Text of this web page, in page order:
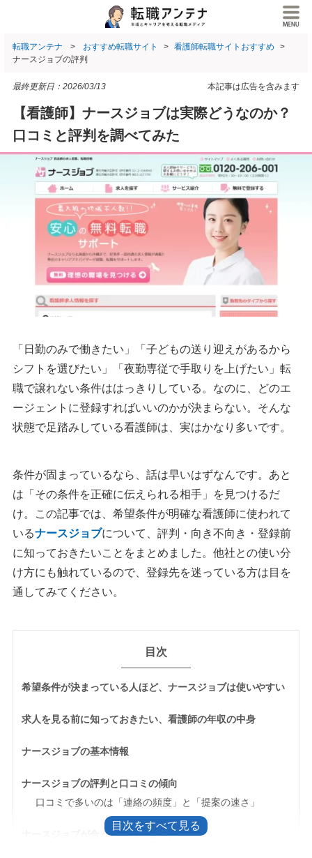
転職アンテナ おすすめ転職サイト
看護師転職サイトおすすめ
ナースジョブの評判
本記事は広告を含みます
最終更新日： 2026/03/13
【看護師】ナースジョブは実際どうなのか？
口コミと評判を調べてみた
「日勤のみで働きたい」「子どもの送り迎えがあるから
シフトを選びたい」「夜勤専従で手取りを上げたい」転
職で譲れない条件ははっきりしている。なのに、どのエ
ージェントに登録すればいいのかが決まらない。そんな
状態で足踏みしている看護師は、実はかなり多いです。
条件が固まっているなら、話は早いはずなんです。あと
は「その条件を正確に伝えられる相手」を見つけるだ
け。この記事では、希望条件が明確な看護師に使われて
いるナースジョブについて、評判・向き不向き・登録前
に知っておきたいことをまとめました。他社との使い分
け方にも触れているので、登録先を迷っている方は目を
通してみてください。
目次
希望条件が決まっている人ほど、ナースジョブは使いやすい
求人を見る前に知っておきたい、看護師の年収の中身
ナースジョブの基本情報
ナースジョブの評判と口コミの傾向
口コミで多いのは「連絡の頻度」と「提案の速さ」
ナースジョブが合う人・合わない人